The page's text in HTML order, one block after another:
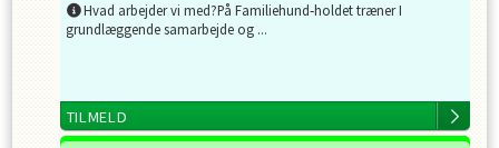
Hvad arbejder vi med?På Familiehund‑holdet træner I
grundlæggende samarbejde og ...
TILMELD